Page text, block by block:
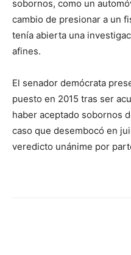
sobornos, como un
cambio de presionar a un
tenía abierta una
afines.
El senador demócrata
puesto en 2015 tras ser
haber aceptado sobornos
caso que desembocó en
veredicto unánime por